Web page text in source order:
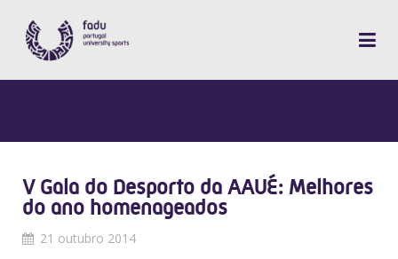
V Gala do Desporto da AAUÉ: Melhores
do ano homenageados
21 outubro 2014